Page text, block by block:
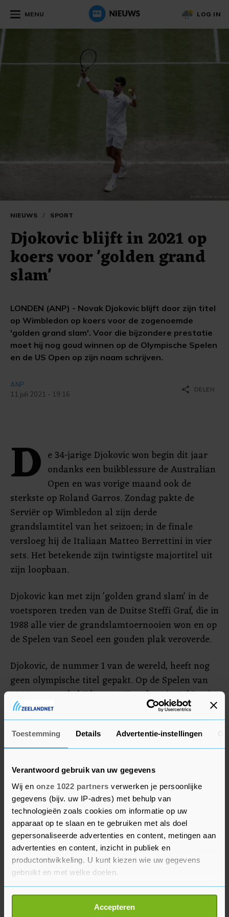
Toestemming Details Advertentie-instellingen
Verantwoord gebruik van uw gegevens
Wij en onze 1022 partners verwerken je persoonlijke
gegevens (bijv. uw IP-adres) met behulp van
technologieën zoals cookies om informatie op uw
apparaat op te slaan en te gebruiken met als doel
gepersonaliseerde advertenties en content, metingen aan
advertenties en content, inzicht in publiek en
productontwikkeling. U kunt kiezen wie uw gegevens
gebruikt en met welke doelen.
Als u het toestaat, willen we ook graag:
Informatie verzamelen over uw geografische
Accepteren
MENU LOG IN
NIEUWS / SPORT
Djokovic blijft in 2021 op
koers voor 'golden grand
slam'
LONDEN (ANP) - Novak Djokovic blijft door zijn titel
op Wimbledon op koers voor de zogenoemde
'golden grand slam'. Voor die bijzondere prestatie
moet hij nog goud winnen op de Olympische Spelen
en de US Open op zijn naam schrijven.
ANP
11 juli 2021 - 19:16
share DELEN
D e 34-jarige Djokovic won begin dit jaar
ondanks een buikblessure de Australian
Open en was vorige maand ook de
sterkste op Roland Garros. Zondag pakte de
Serviër op Wimbledon al zijn derde
grandslamtitel van het seizoen; in de finale
versloeg hij de Italiaan Matteo Berrettini in vier
sets. Het betekende zijn twintigste majortitel uit
zijn loopbaan.
Djokovic kan met zijn 'golden grand slam' in de
voetsporen treden van de Duitse Steffi Graf, die in
1988 alle vier de grandslamtoernooien won en op
de Spelen van Seoel een gouden plak veroverde.
Djokovic, de nummer 1 van de wereld, heeft nog
geen olympische titel gepakt. Op de Spelen van
2008 veroverde hij brons. Hij verloor in Peking in
de halve finales van Rafael Nadal en won in de
strijd om brons van James Blake.